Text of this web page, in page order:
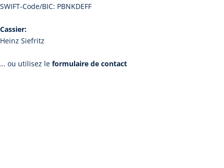
SWIFT-Code/BIC: PBNKDEFF
Cassier:
Heinz Siefritz
… ou utilisez le formulaire de contact